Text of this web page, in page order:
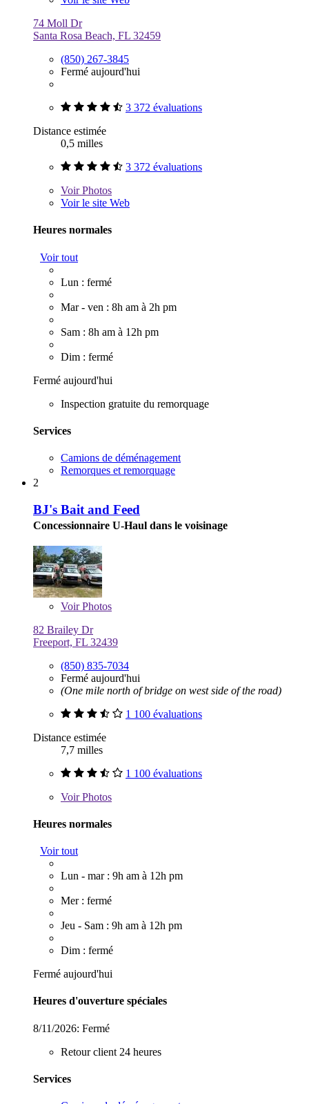
74 Moll Dr
Santa Rosa Beach, FL 32459
(850) 267-3845
Fermé aujourd'hui
3 372 évaluations
Distance estimée
0,5 milles
3 372 évaluations
VoirPhotos
Voir le site Web
Heures normales
Voir tout
Lun : fermé
Mar - ven : 8h am à 2h pm
Sam : 8h am à 12h pm
Dim : fermé
Fermé aujourd'hui
Inspection gratuite du remorquage
Services
Camions de déménagement
Remorques et remorquage
2
BJ's Bait and Feed
Concessionnaire U-Haul dans le voisinage
VoirPhotos
82 Brailey Dr
Freeport, FL 32439
(850) 835-7034
Fermé aujourd'hui
(One mile north of bridge on west side of the road)
1 100 évaluations
Distance estimée
7,7 milles
1 100 évaluations
VoirPhotos
Heures normales
Voir tout
Lun - mar : 9h am à 12h pm
Mer : fermé
Jeu - Sam : 9h am à 12h pm
Dim : fermé
Fermé aujourd'hui
Heures d'ouverture spéciales
8/11/2026: Fermé
Retour client 24 heures
Services